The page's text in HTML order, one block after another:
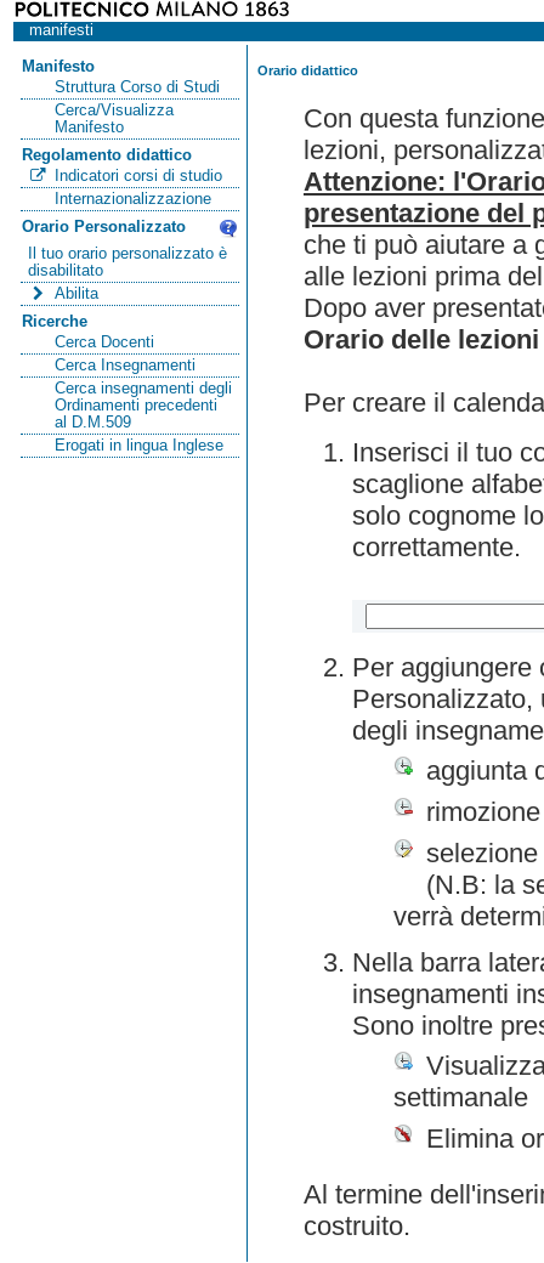
manifesti
Manifesto
Struttura Corso di Studi
Cerca/Visualizza
Manifesto
Regolamento didattico
Indicatori corsi di studio
Internazionalizzazione
Orario Personalizzato
Il tuo orario personalizzato è
disabilitato
Abilita
Ricerche
Cerca Docenti
Cerca Insegnamenti
Cerca insegnamenti degli
Ordinamenti precedenti
al D.M.509
Erogati in lingua Inglese
Orario didattico
Con questa
lezioni,
Attenzione:
presentazione del
che ti può aiutare a
alle lezioni prima
Dopo aver
Orario delle lezioni
Per creare il
Inserisci il tuo
scaglione
solo cognome
correttamente.
Per aggiungere
Personalizzato,
degli
aggiunta
(N.B: la
verrà
Nella barra
insegnamenti
Sono inoltre
settimanale
Elimina
Al termine
costruito.